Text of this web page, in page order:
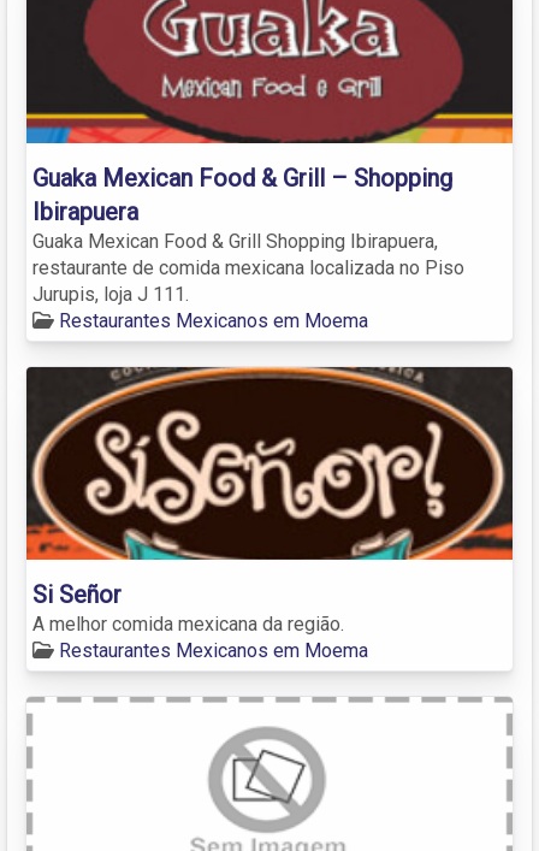
Guaka Mexican Food & Grill – Shopping
Ibirapuera
Guaka Mexican Food & Grill Shopping Ibirapuera,
restaurante de comida mexicana localizada no Piso
Jurupis, loja J 111.
Restaurantes Mexicanos em Moema
Si Señor
A melhor comida mexicana da região.
Restaurantes Mexicanos em Moema